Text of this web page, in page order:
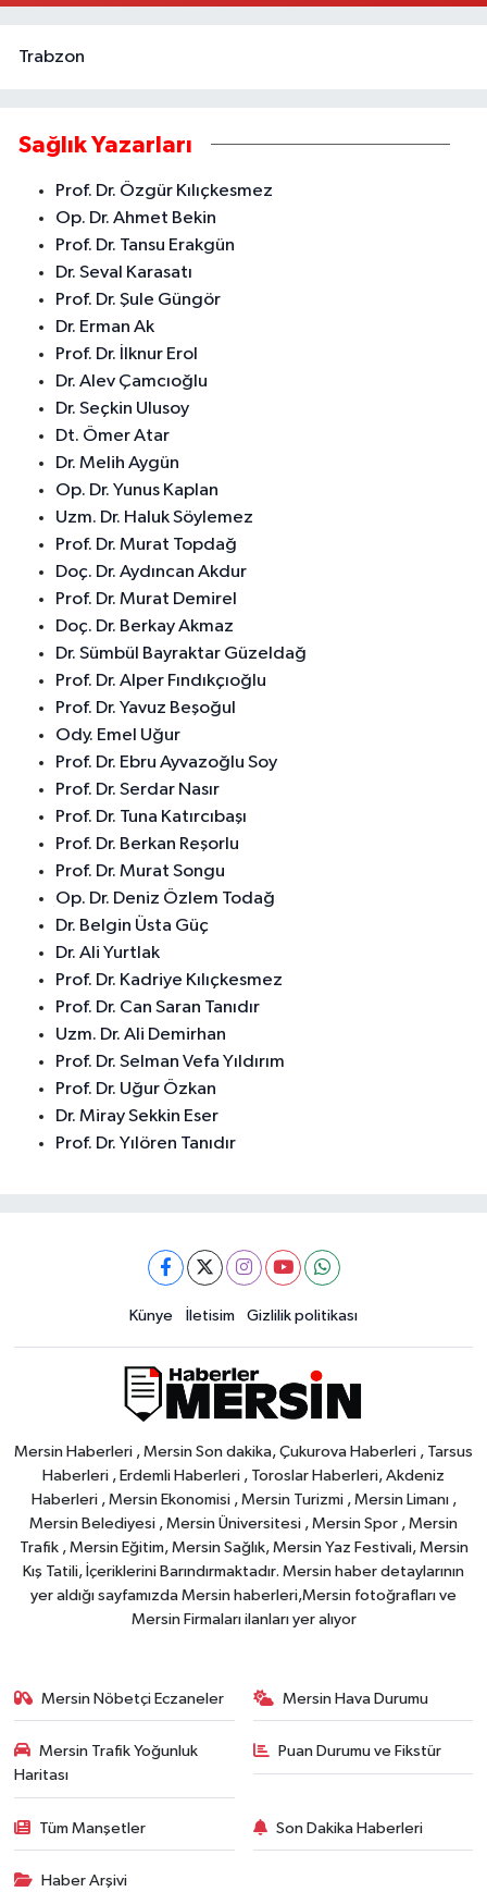
Trabzon
Sağlık Yazarları
Prof. Dr. Özgür Kılıçkesmez
Op. Dr. Ahmet Bekin
Prof. Dr. Tansu Erakgün
Dr. Seval Karasatı
Prof. Dr. Şule Güngör
Dr. Erman Ak
Prof. Dr. İlknur Erol
Dr. Alev Çamcıoğlu
Dr. Seçkin Ulusoy
Dt. Ömer Atar
Dr. Melih Aygün
Op. Dr. Yunus Kaplan
Uzm. Dr. Haluk Söylemez
Prof. Dr. Murat Topdağ
Doç. Dr. Aydıncan Akdur
Prof. Dr. Murat Demirel
Doç. Dr. Berkay Akmaz
Dr. Sümbül Bayraktar Güzeldağ
Prof. Dr. Alper Fındıkçıoğlu
Prof. Dr. Yavuz Beşoğul
Ody. Emel Uğur
Prof. Dr. Ebru Ayvazoğlu Soy
Prof. Dr. Serdar Nasır
Prof. Dr. Tuna Katırcıbaşı
Prof. Dr. Berkan Reşorlu
Prof. Dr. Murat Songu
Op. Dr. Deniz Özlem Todağ
Dr. Belgin Üsta Güç
Dr. Ali Yurtlak
Prof. Dr. Kadriye Kılıçkesmez
Prof. Dr. Can Saran Tanıdır
Uzm. Dr. Ali Demirhan
Prof. Dr. Selman Vefa Yıldırım
Prof. Dr. Uğur Özkan
Dr. Miray Sekkin Eser
Prof. Dr. Yılören Tanıdır
Künye İletisim Gizlilik politikası
Mersin Haberleri , Mersin Son dakika, Çukurova Haberleri , Tarsus
Haberleri , Erdemli Haberleri , Toroslar Haberleri, Akdeniz
Haberleri , Mersin Ekonomisi , Mersin Turizmi , Mersin Limanı ,
Mersin Belediyesi , Mersin Üniversitesi , Mersin Spor , Mersin
Trafik , Mersin Eğitim, Mersin Sağlık, Mersin Yaz Festivali, Mersin
Kış Tatili, İçeriklerini Barındırmaktadır. Mersin haber detaylarının
yer aldığı sayfamızda Mersin haberleri,Mersin fotoğrafları ve
Mersin Firmaları ilanları yer alıyor
Mersin Nöbetçi Eczaneler Mersin Hava Durumu
Mersin Trafik Yoğunluk
Haritası
Puan Durumu ve Fikstür
Tüm Manşetler Son Dakika Haberleri
Haber Arşivi